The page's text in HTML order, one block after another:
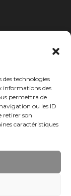
des technologies
informations des
permettra de
ou les ID
retirer son
caractéristiques